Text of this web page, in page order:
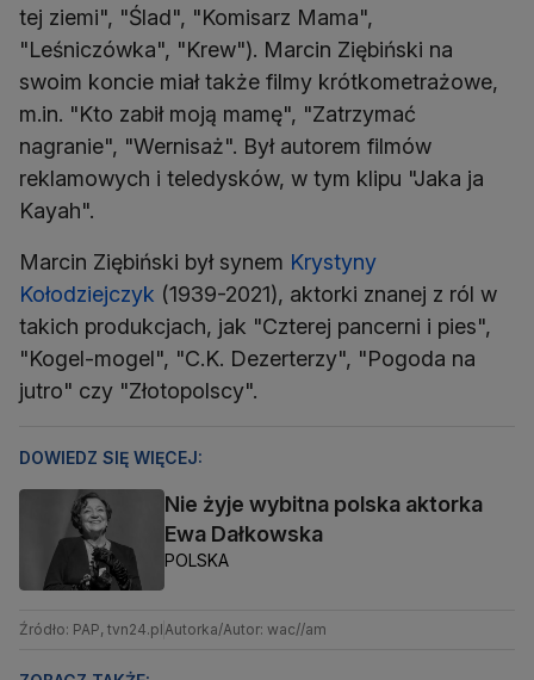
tej ziemi", "Ślad", "Komisarz Mama",
"Leśniczówka", "Krew"). Marcin Ziębiński na
swoim koncie miał także filmy krótkometrażowe,
m.in. "Kto zabił moją mamę", "Zatrzymać
nagranie", "Wernisaż". Był autorem filmów
reklamowych i teledysków, w tym klipu "Jaka ja
Kayah".
Marcin Ziębiński był synem Krystyny
Kołodziejczyk (1939-2021), aktorki znanej z ról w
takich produkcjach, jak "Czterej pancerni i pies",
"Kogel-mogel", "C.K. Dezerterzy", "Pogoda na
jutro" czy "Złotopolscy".
DOWIEDZ SIĘ WIĘCEJ:
Nie żyje wybitna polska aktorka
Ewa Dałkowska
POLSKA
Źródło: PAP, tvn24.pl Autorka/Autor: wac//am